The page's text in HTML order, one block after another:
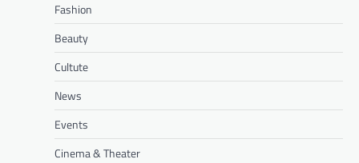
Fashion
Beauty
Cultute
News
Events
Cinema & Theater